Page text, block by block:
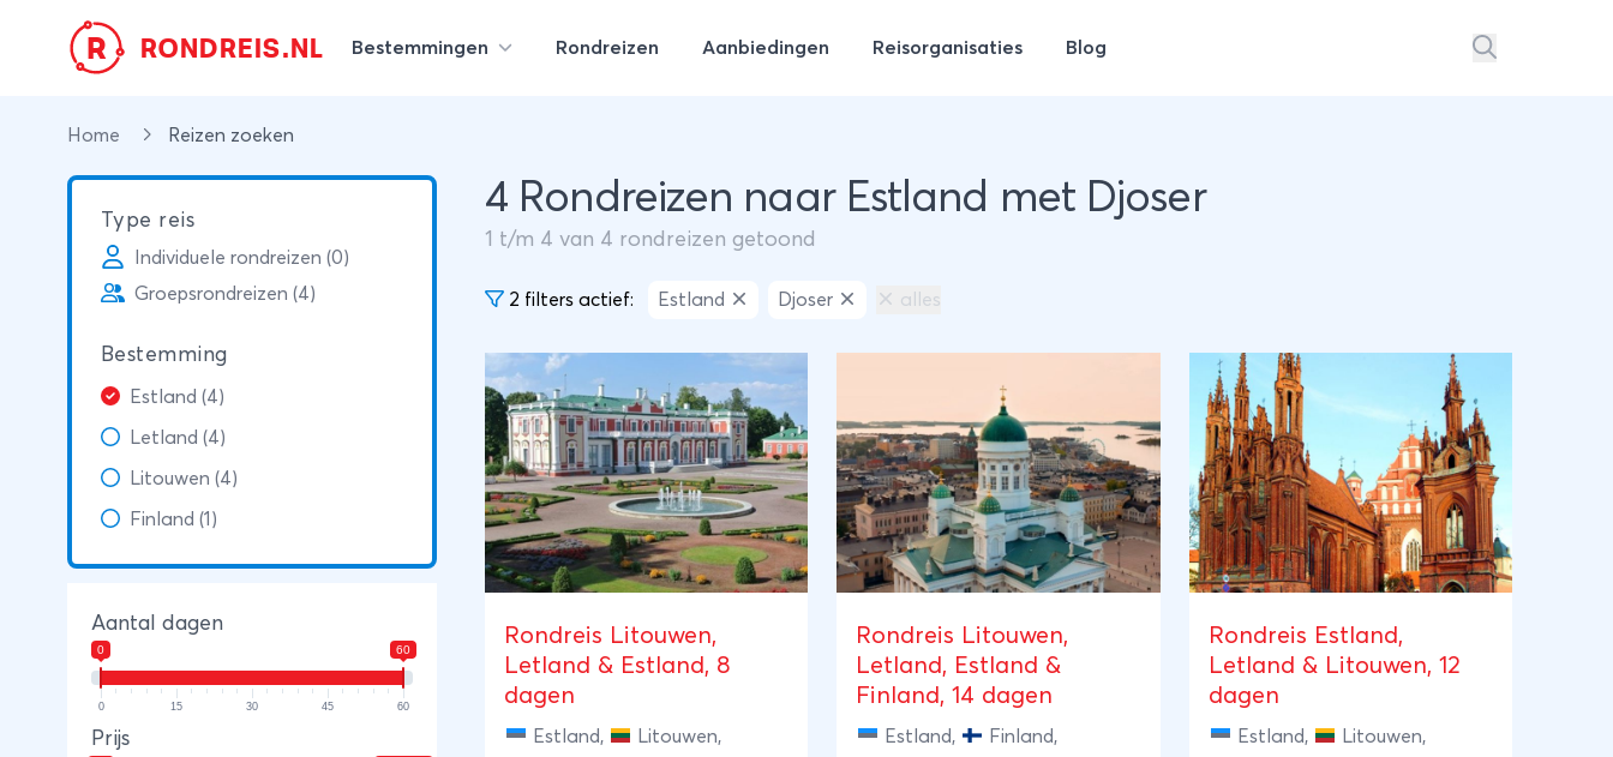
R RONDREIS.NL Bestemmingen Rondreizen Aanbiedingen Reisorganisaties Blog
Home Reizen zoeken
Type reis
Individuele rondreizen (0)
Groepsrondreizen (4)
Bestemming
Estland (4)
Letland (4)
Litouwen (4)
Finland (1)
Aantal dagen
0 60
0 15 30 45 60
Prijs
4 Rondreizen naar Estland met Djoser
1 t/m 4 van 4 rondreizen getoond
2 filters actief: Estland Djoser alles
Rondreis Litouwen,
Letland & Estland, 8
dagen
Estland, Litouwen,
Rondreis Litouwen,
Letland, Estland &
Finland, 14 dagen
Estland, Finland,
Rondreis Estland,
Letland & Litouwen, 12
dagen
Estland, Litouwen,